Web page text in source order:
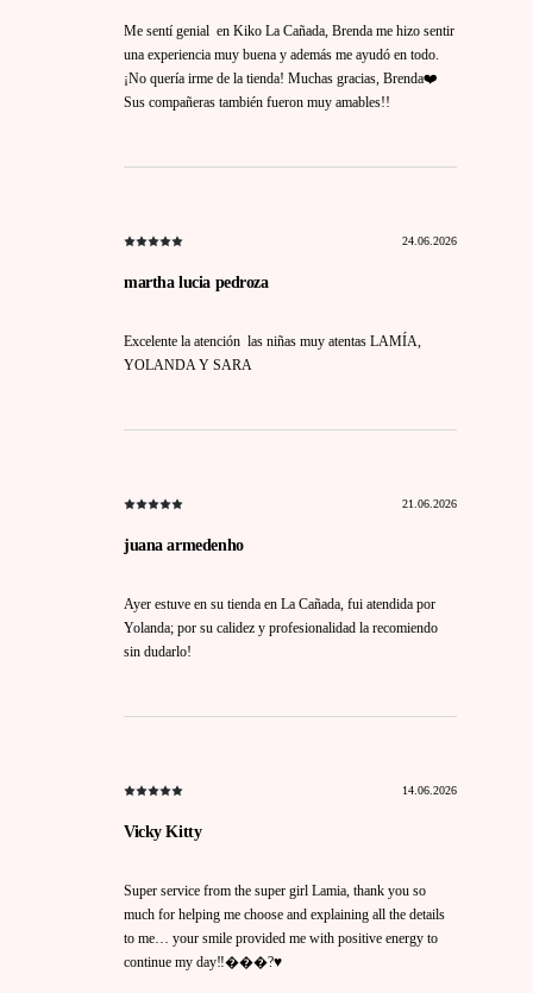
Me sentí genial en Kiko La Cañada, Brenda me hizo sentir
una experiencia muy buena y además me ayudó en todo.
¡No quería irme de la tienda! Muchas gracias, Brenda❤️
Sus compañeras también fueron muy amables!!
24.06.2026
martha lucia pedroza
Excelente la atención las niñas muy atentas LAMÍA,
YOLANDA Y SARA
21.06.2026
juana armedenho
Ayer estuve en su tienda en La Cañada, fui atendida por
Yolanda; por su calidez y profesionalidad la recomiendo
sin dudarlo!
14.06.2026
Vicky Kitty
Super service from the super girl Lamia, thank you so
much for helping me choose and explaining all the details
to me… your smile provided me with positive energy to
continue my day‼️���?♥️